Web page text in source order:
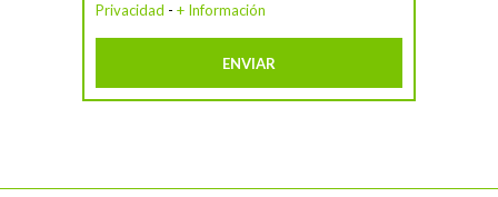
Privacidad - + Información